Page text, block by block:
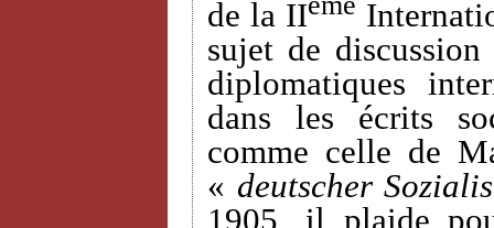
de la II
sujet de
diplomatiques
dans les écrits
comme celle de
« deutscher
1905, il plaide